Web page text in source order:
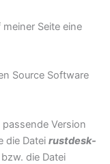
Seite eine
Source Software
Version
die Datei rustdesk-
die Datei